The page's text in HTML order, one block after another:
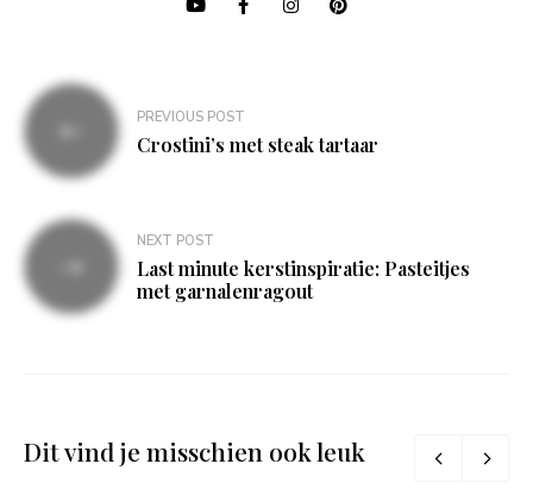
Bericht
navigatie
PREVIOUS POST
Crostini’s met steak tartaar
NEXT POST
Last minute kerstinspiratie: Pasteitjes
met garnalenragout
Dit vind je misschien ook leuk